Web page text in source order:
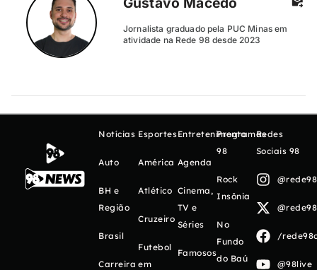
Jornalista graduado pela PUC Minas em
atividade na Rede 98 desde 2023
Notícias
Auto
BH e
Região
Brasil
Carreira
Esportes
América
Atlético
Cruzeiro
Futebol
em
Entretenimento
Agenda
Cinema,
TV e
Séries
Famosos
Programas
98
Rock
Insônia
No
Fundo
do Baú
Redes
Sociais 98
/
@98live